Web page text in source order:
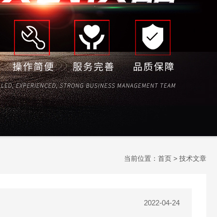
当前位置： 首页 > 技术文章
2022-04-24